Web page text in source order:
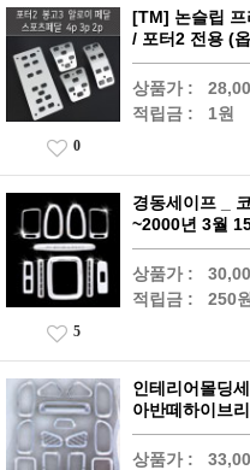
[TM] 논슬립 프
/ 포터2 전용 (
상품가 :
적립금 : 1원
0
경동세이프 _
~2000년 3월
상품가 :
적립금 : 250원
5
인테리어몰딩
아반떼하이브
상품가 :